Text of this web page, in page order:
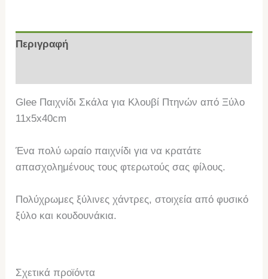
Περιγραφή
Glee Παιχνίδι Σκάλα για Κλουβί Πτηνών από Ξύλο
11x5x40cm
Ένα πολύ ωραίο παιχνίδι για να κρατάτε
απασχολημένους τους φτερωτούς σας φίλους.
Πολύχρωμες ξύλινες χάντρες, στοιχεία από φυσικό
ξύλο και κουδουνάκια.
Σχετικά προϊόντα